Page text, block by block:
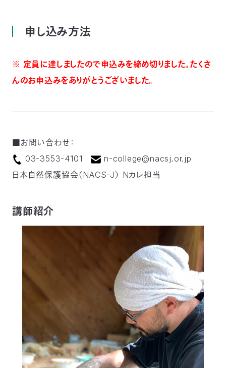
申し込み方法
※ 定員に達しましたので申込みを締め切りました。たくさ
んのお申込みをありがとうございました。
■お問い合わせ：
03-3553-4101
n-college@nacsj.or.jp
日本自然保護協会（NACS-J） Nカレ担当
講師紹介